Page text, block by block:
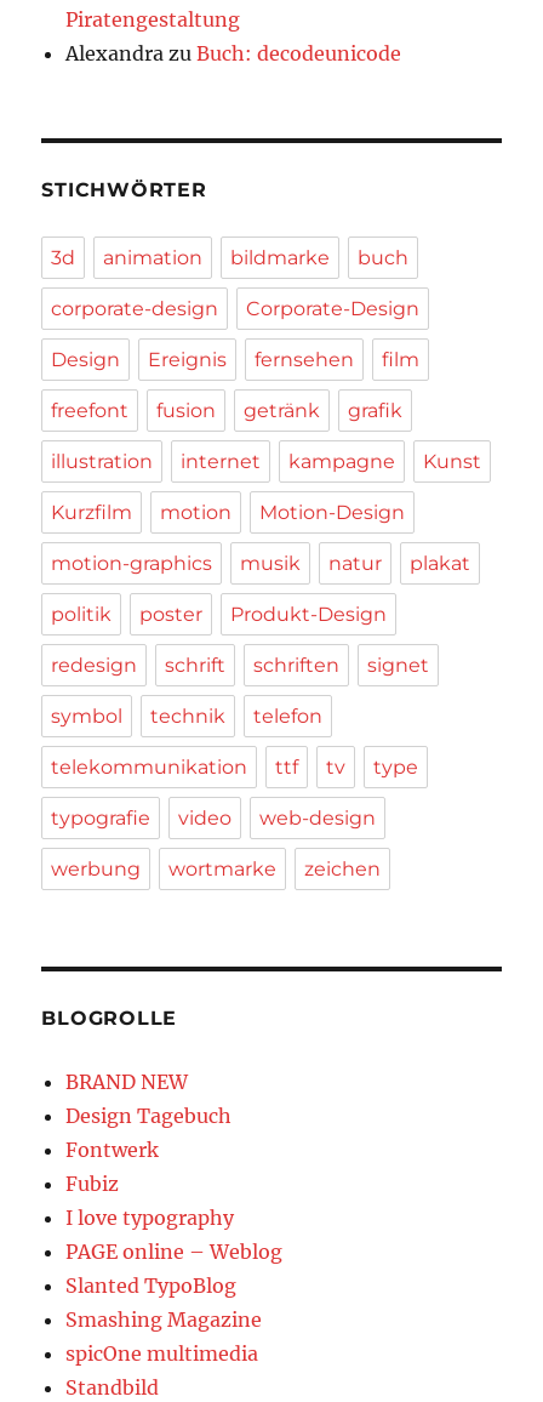
Piratengestaltung
Alexandra zuBuch: decodeunicode
STICHWÖRTER
3d animation bildmarke buch
corporate-design Corporate-Design
Design Ereignis fernsehen film
freefont fusion getränk grafik
illustration internet kampagne Kunst
Kurzfilm motion Motion-Design
motion-graphics musik natur plakat
politik poster Produkt-Design
redesign schrift schriften signet
symbol technik telefon
telekommunikation ttf tv type
typografie video web-design
werbung wortmarke zeichen
BLOGROLLE
BRAND NEW
Design Tagebuch
Fontwerk
Fubiz
I love typography
PAGE online – Weblog
Slanted TypoBlog
Smashing Magazine
spicOne multimedia
Standbild